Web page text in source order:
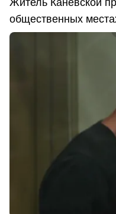
Житель Каневской
общественных